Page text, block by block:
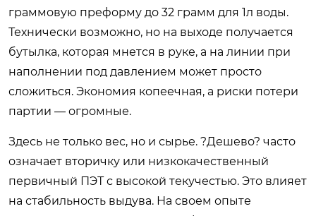
граммовую преформу до 32 грамм для 1л воды.
Технически возможно, но на выходе получается
бутылка, которая мнется в руке, а на линии при
наполнении под давлением может просто
сложиться. Экономия копеечная, а риски потери
партии — огромные.
Здесь не только вес, но и сырье. ?Дешево? часто
означает вторичку или низкокачественный
первичный ПЭТ с высокой текучестью. Это влияет
на стабильность выдува. На своем опыте